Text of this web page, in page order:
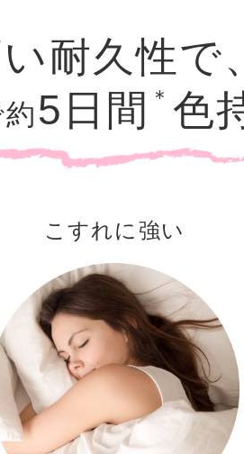
耐久性で、
5日間 ＊ 色
こすれに強い